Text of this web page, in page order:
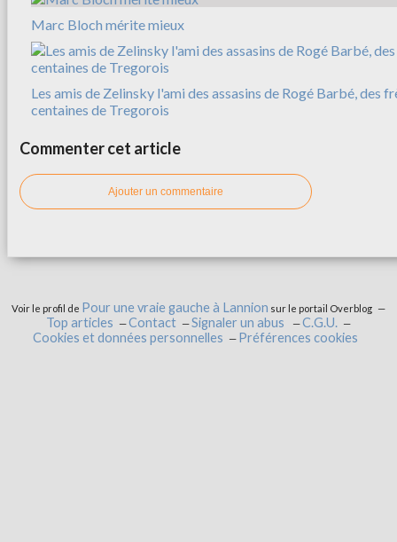
Marc Bloch mérite mieux
Les amis de Zelinsky l'ami des assasins de Rogé Barbé, des
centaines de Tregorois
Commenter cet article
Ajouter un commentaire
Voir le profil de Pour une vraie gauche à Lannion sur le portail Overblog
Top articles Contact Signaler un abus
C.G.U.
Cookies et données personnelles
Préférences cookies